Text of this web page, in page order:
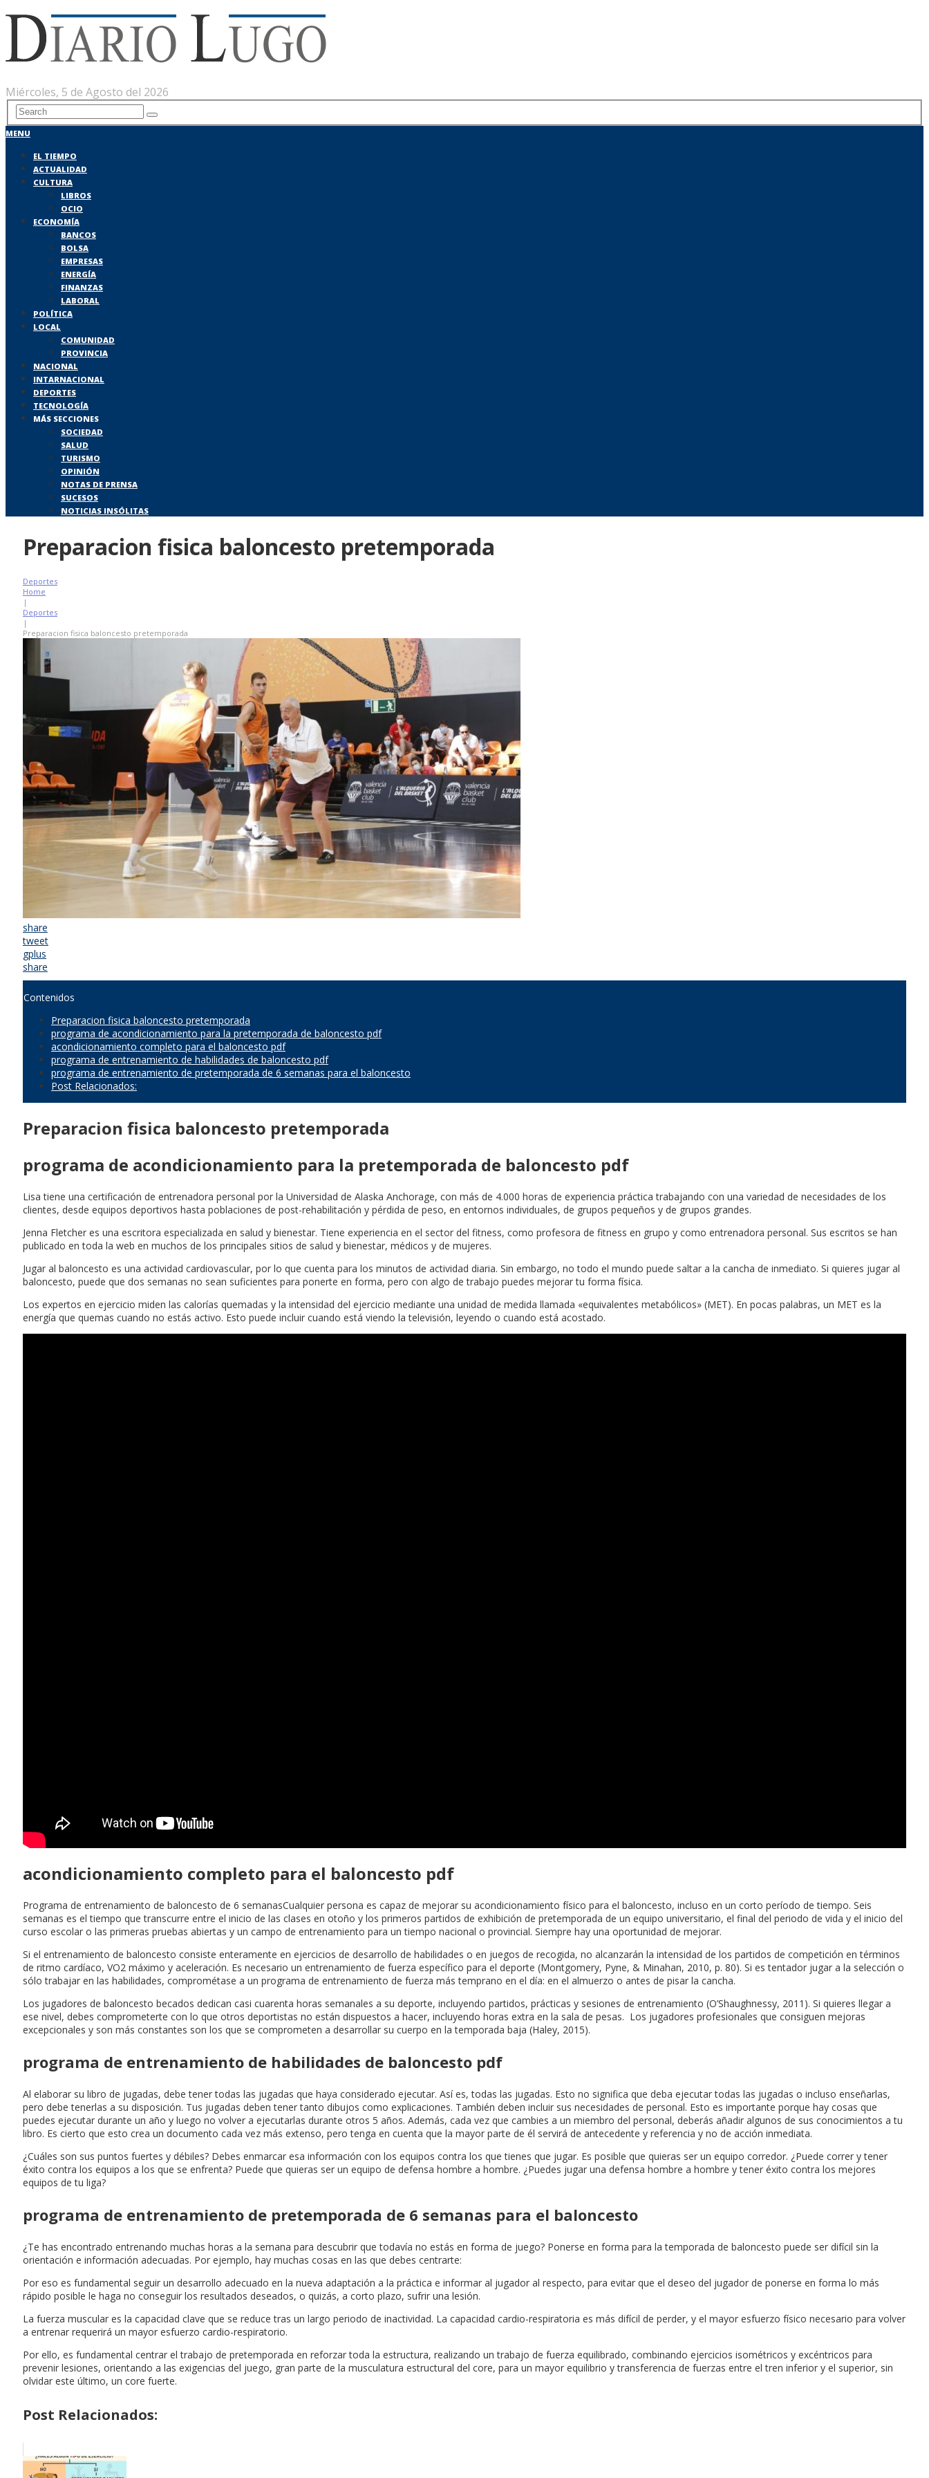
Miércoles, 5 de Agosto del 2026
MENU
EL TIEMPO
ACTUALIDAD
CULTURA
LIBROS
OCIO
ECONOMÍA
BANCOS
BOLSA
EMPRESAS
ENERGÍA
FINANZAS
LABORAL
POLÍTICA
LOCAL
COMUNIDAD
PROVINCIA
NACIONAL
INTARNACIONAL
DEPORTES
TECNOLOGÍA
MÁS SECCIONES
SOCIEDAD
SALUD
TURISMO
OPINIÓN
NOTAS DE PRENSA
SUCESOS
NOTICIAS INSÓLITAS
Preparacion fisica baloncesto pretemporada
Deportes
Home
|
Deportes
|
Preparacion fisica baloncesto pretemporada
share
tweet
gplus
share
Contenidos
Preparacion fisica baloncesto pretemporada
programa de acondicionamiento para la pretemporada de baloncesto pdf
acondicionamiento completo para el baloncesto pdf
programa de entrenamiento de habilidades de baloncesto pdf
programa de entrenamiento de pretemporada de 6 semanas para el baloncesto
Post Relacionados:
Preparacion fisica baloncesto pretemporada
programa de acondicionamiento para la pretemporada de baloncesto pdf
Lisa tiene una certificación de entrenadora personal por la Universidad de Alaska Anchorage, con más de 4.000 horas de experiencia práctica trabajando con una variedad de necesidades de los
clientes, desde equipos deportivos hasta poblaciones de post-rehabilitación y pérdida de peso, en entornos individuales, de grupos pequeños y de grupos grandes.
Jenna Fletcher es una escritora especializada en salud y bienestar. Tiene experiencia en el sector del fitness, como profesora de fitness en grupo y como entrenadora personal. Sus escritos se han
publicado en toda la web en muchos de los principales sitios de salud y bienestar, médicos y de mujeres.
Jugar al baloncesto es una actividad cardiovascular, por lo que cuenta para los minutos de actividad diaria. Sin embargo, no todo el mundo puede saltar a la cancha de inmediato. Si quieres jugar al
baloncesto, puede que dos semanas no sean suficientes para ponerte en forma, pero con algo de trabajo puedes mejorar tu forma física.
Los expertos en ejercicio miden las calorías quemadas y la intensidad del ejercicio mediante una unidad de medida llamada «equivalentes metabólicos» (MET). En pocas palabras, un MET es la
energía que quemas cuando no estás activo. Esto puede incluir cuando está viendo la televisión, leyendo o cuando está acostado.
acondicionamiento completo para el baloncesto pdf
Programa de entrenamiento de baloncesto de 6 semanasCualquier persona es capaz de mejorar su acondicionamiento físico para el baloncesto, incluso en un corto período de tiempo. Seis
semanas es el tiempo que transcurre entre el inicio de las clases en otoño y los primeros partidos de exhibición de pretemporada de un equipo universitario, el final del periodo de vida y el inicio del
curso escolar o las primeras pruebas abiertas y un campo de entrenamiento para un tiempo nacional o provincial. Siempre hay una oportunidad de mejorar.
Si el entrenamiento de baloncesto consiste enteramente en ejercicios de desarrollo de habilidades o en juegos de recogida, no alcanzarán la intensidad de los partidos de competición en términos
de ritmo cardíaco, VO2 máximo y aceleración. Es necesario un entrenamiento de fuerza específico para el deporte (Montgomery, Pyne, & Minahan, 2010, p. 80). Si es tentador jugar a la selección o
sólo trabajar en las habilidades, comprométase a un programa de entrenamiento de fuerza más temprano en el día: en el almuerzo o antes de pisar la cancha.
Los jugadores de baloncesto becados dedican casi cuarenta horas semanales a su deporte, incluyendo partidos, prácticas y sesiones de entrenamiento (O’Shaughnessy, 2011). Si quieres llegar a
ese nivel, debes comprometerte con lo que otros deportistas no están dispuestos a hacer, incluyendo horas extra en la sala de pesas. Los jugadores profesionales que consiguen mejoras
excepcionales y son más constantes son los que se comprometen a desarrollar su cuerpo en la temporada baja (Haley, 2015).
programa de entrenamiento de habilidades de baloncesto pdf
Al elaborar su libro de jugadas, debe tener todas las jugadas que haya considerado ejecutar. Así es, todas las jugadas. Esto no significa que deba ejecutar todas las jugadas o incluso enseñarlas,
pero debe tenerlas a su disposición. Tus jugadas deben tener tanto dibujos como explicaciones. También deben incluir sus necesidades de personal. Esto es importante porque hay cosas que
puedes ejecutar durante un año y luego no volver a ejecutarlas durante otros 5 años. Además, cada vez que cambies a un miembro del personal, deberás añadir algunos de sus conocimientos a tu
libro. Es cierto que esto crea un documento cada vez más extenso, pero tenga en cuenta que la mayor parte de él servirá de antecedente y referencia y no de acción inmediata.
¿Cuáles son sus puntos fuertes y débiles? Debes enmarcar esa información con los equipos contra los que tienes que jugar. Es posible que quieras ser un equipo corredor. ¿Puede correr y tener
éxito contra los equipos a los que se enfrenta? Puede que quieras ser un equipo de defensa hombre a hombre. ¿Puedes jugar una defensa hombre a hombre y tener éxito contra los mejores
equipos de tu liga?
programa de entrenamiento de pretemporada de 6 semanas para el baloncesto
¿Te has encontrado entrenando muchas horas a la semana para descubrir que todavía no estás en forma de juego? Ponerse en forma para la temporada de baloncesto puede ser difícil sin la
orientación e información adecuadas. Por ejemplo, hay muchas cosas en las que debes centrarte:
Por eso es fundamental seguir un desarrollo adecuado en la nueva adaptación a la práctica e informar al jugador al respecto, para evitar que el deseo del jugador de ponerse en forma lo más
rápido posible le haga no conseguir los resultados deseados, o quizás, a corto plazo, sufrir una lesión.
La fuerza muscular es la capacidad clave que se reduce tras un largo periodo de inactividad. La capacidad cardio-respiratoria es más difícil de perder, y el mayor esfuerzo físico necesario para volver
a entrenar requerirá un mayor esfuerzo cardio-respiratorio.
Por ello, es fundamental centrar el trabajo de pretemporada en reforzar toda la estructura, realizando un trabajo de fuerza equilibrado, combinando ejercicios isométricos y excéntricos para
prevenir lesiones, orientando a las exigencias del juego, gran parte de la musculatura estructural del core, para un mayor equilibrio y transferencia de fuerzas entre el tren inferior y el superior, sin
olvidar este último, un core fuerte.
Post Relacionados: